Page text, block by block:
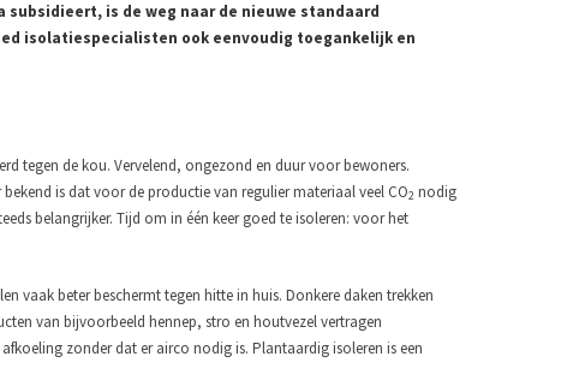
is de weg naar de nieuwe standaard
isolatiespecialisten ook eenvoudig toegankelijk en
tegen de kou. Vervelend, ongezond en duur voor bewoners.
is dat voor de productie van regulier materiaal veel CO2 nodig
belangrijker. Tijd om in één keer goed te isoleren: voor het
vaak beter beschermt tegen hitte in huis. Donkere daken trekken
van bijvoorbeeld hennep, stro en houtvezel vertragen
zonder dat er airco nodig is. Plantaardig isoleren is een